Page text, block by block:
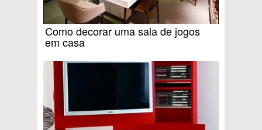
Como decorar uma sala de jogos
em casa